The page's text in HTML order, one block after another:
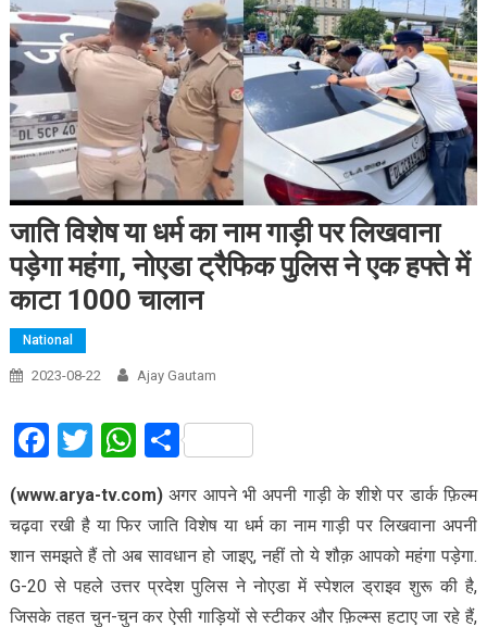
जाति विशेष या धर्म का नाम गाड़ी पर लिखवाना
पड़ेगा महंगा, नोएडा ट्रैफिक पुलिस ने एक हफ्ते में
काटा 1000 चालान
National
2023-08-22 Ajay Gautam
Facebook
Twitter
WhatsApp
Share
(www.arya-tv.com)अगर आपने भी अपनी गाड़ी के शीशे पर डार्क फ़िल्म
चढ़वा रखी है या फिर जाति विशेष या धर्म का नाम गाड़ी पर लिखवाना अपनी
शान समझते हैं तो अब सावधान हो जाइए, नहीं तो ये शौक़ आपको महंगा पड़ेगा.
G-20 से पहले उत्तर प्रदेश पुलिस ने नोएडा में स्पेशल ड्राइव शुरू की है,
जिसके तहत चुन-चुन कर ऐसी गाड़ियों से स्टीकर और फ़िल्म्स हटाए जा रहे हैं,